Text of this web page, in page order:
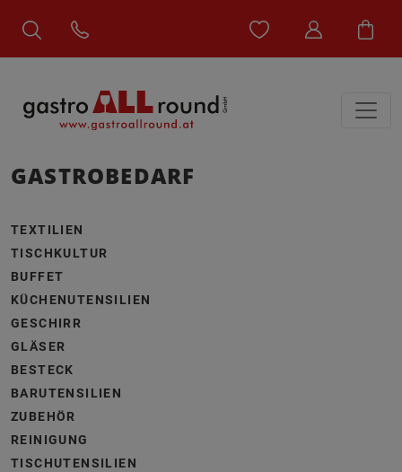
GASTROBEDARF
TEXTILIEN
TISCHKULTUR
BUFFET
KÜCHENUTENSILIEN
GESCHIRR
GLÄSER
BESTECK
BARUTENSILIEN
ZUBEHÖR
REINIGUNG
TISCHUTENSILIEN